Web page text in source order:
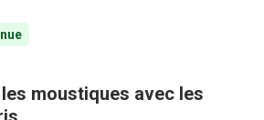
moustiques avec les